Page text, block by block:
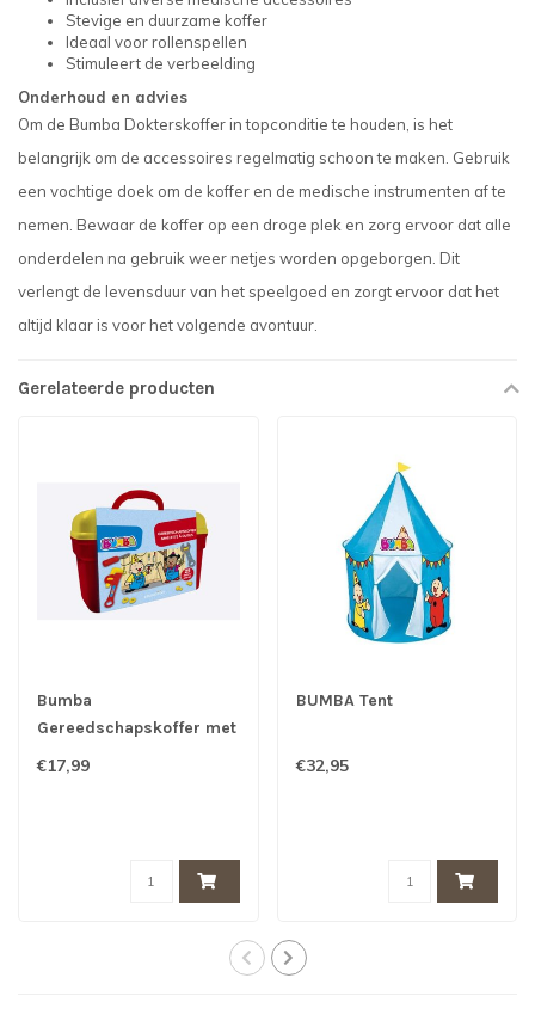
Stevige en duurzame koffer
Ideaal voor rollenspellen
Stimuleert de verbeelding
Onderhoud en advies
Om de Bumba Dokterskoffer in topconditie te houden, is het
belangrijk om de accessoires regelmatig schoon te maken. Gebruik
een vochtige doek om de koffer en de medische instrumenten af te
nemen. Bewaar de koffer op een droge plek en zorg ervoor dat alle
onderdelen na gebruik weer netjes worden opgeborgen. Dit
verlengt de levensduur van het speelgoed en zorgt ervoor dat het
altijd klaar is voor het volgende avontuur.
Gerelateerde producten
Bumba
Gereedschapskoffer met
tools
€17,99
BUMBA Tent
€32,95